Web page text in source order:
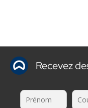
Recevez